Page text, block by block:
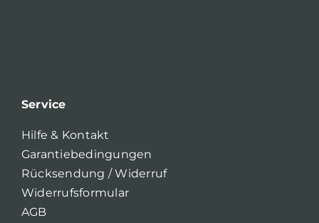
Service
Hilfe & Kontakt
Garantiebedingungen
Rücksendung / Widerruf
Widerrufsformular
AGB